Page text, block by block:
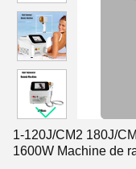
1-120J/CM2 180J/
1600W Machine de